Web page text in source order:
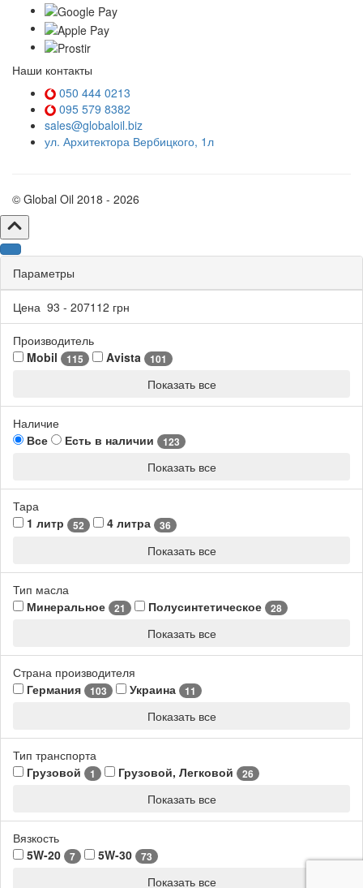
Наши контакты
050 444 0213
095 579 8382
sales@globaloil.biz
ул. Архитектора Вербицкого, 1л
© Global Oil 2018 - 2026
Параметры
Цена 93 - 207112 грн
Производитель
Mobil
115 Avista 101
Показать все
Наличие
Все
Есть в наличии 123
Показать все
Тара
1 литр
52 4 литра 36
Показать все
Тип масла
Минеральное
21 Полусинтетическое 28
Показать все
Страна производителя
Германия
103 Украина 11
Показать все
Тип транспорта
Грузовой
1 Грузовой, Легковой 26
Показать все
Вязкость
5W-20
7 5W-30 73
Показать все